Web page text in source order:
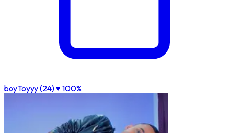
boyToyyy (24)♥ 100%